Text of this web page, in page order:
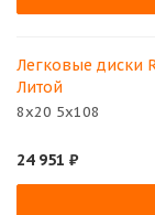
Легковые диски
Литой
8x20 5x108
24 951 ₽